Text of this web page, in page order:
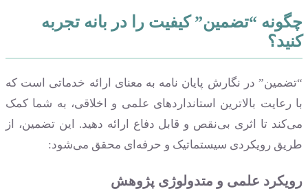
چگونه “تضمین” کیفیت را در بانه تجربه
کنید؟
“تضمین” در نگارش پایان نامه به معنای ارائه خدماتی است که
با رعایت بالاترین استانداردهای علمی و اخلاقی، به شما کمک
می‌کند تا اثری بی‌نقص و قابل دفاع ارائه دهید. این تضمین، از
طریق رویکردی سیستماتیک و حرفه‌ای محقق می‌شود:
رویکرد علمی و متدولوژی پژوهش